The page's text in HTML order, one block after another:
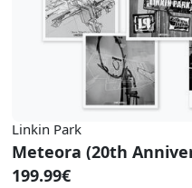
Linkin Park
199.99€